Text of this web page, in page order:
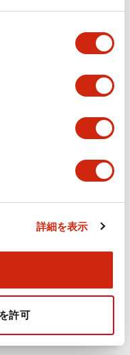
詳細を表示
許可
ールユニット（2025